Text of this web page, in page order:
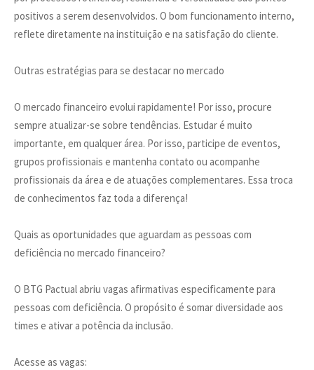
positivos a serem desenvolvidos. O bom funcionamento interno,
reflete diretamente na instituição e na satisfação do cliente.
Outras estratégias para se destacar no mercado
O mercado financeiro evolui rapidamente! Por isso, procure
sempre atualizar-se sobre tendências. Estudar é muito
importante, em qualquer área. Por isso, participe de eventos,
grupos profissionais e mantenha contato ou acompanhe
profissionais da área e de atuações complementares. Essa troca
de conhecimentos faz toda a diferença!
Quais as oportunidades que aguardam as pessoas com
deficiência no mercado financeiro?
O BTG Pactual abriu vagas afirmativas especificamente para
pessoas com deficiência. O propósito é somar diversidade aos
times e ativar a potência da inclusão.
Acesse as vagas: